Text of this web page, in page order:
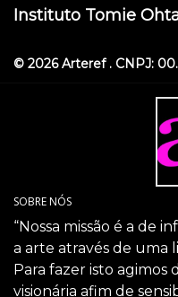
Instituto Tomie
© 2026 Arteref . CNPJ:
SOBRE NÓS
“Nossa missão é a de
a arte através de uma
Para fazer isto agimos
visionária afim de